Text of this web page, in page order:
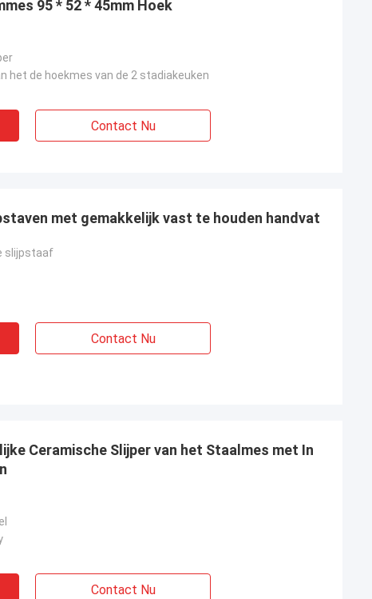
95 * 52 * 45mm Hoek
het de hoekmes van de 2 stadiakeuken
Contact Nu
met gemakkelijk vast te houden handvat
slijpstaaf
Contact Nu
Ceramische Slijper van het Staalmes met In
Contact Nu